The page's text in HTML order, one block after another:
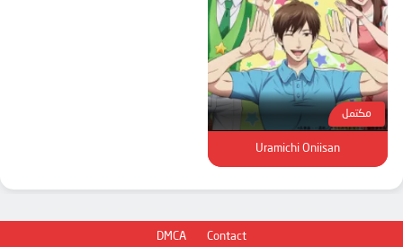
مكتمل
Uramichi Oniisan
DMCA Contact